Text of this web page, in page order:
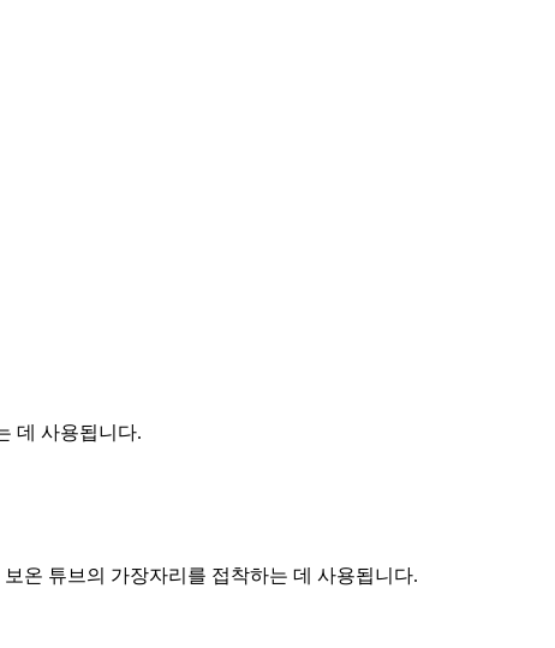
데 사용됩니다.
온 튜브의 가장자리를 접착하는 데 사용됩니다.